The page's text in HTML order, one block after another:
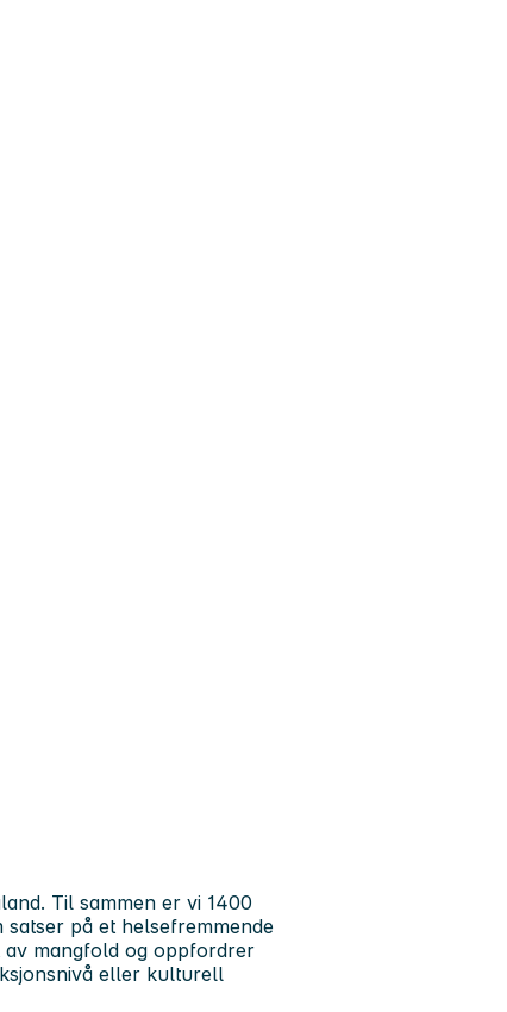
Til sammen er vi 1400
på et helsefremmende
av mangfold og oppfordrer
eller kulturell